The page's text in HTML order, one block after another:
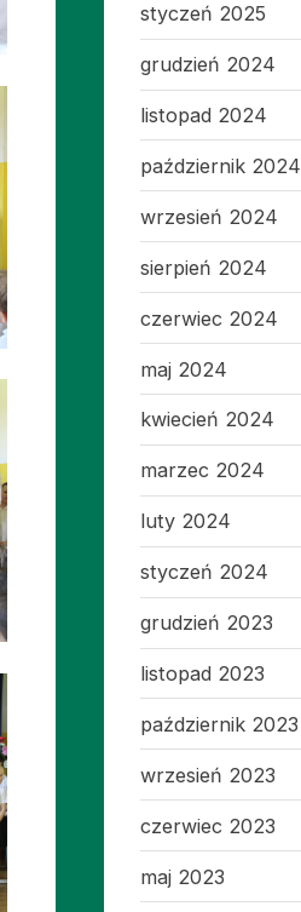
styczeń 2025
grudzień 2024
listopad 2024
październik 2024
wrzesień 2024
sierpień 2024
czerwiec 2024
maj 2024
kwiecień 2024
marzec 2024
luty 2024
styczeń 2024
grudzień 2023
listopad 2023
październik 2023
wrzesień 2023
czerwiec 2023
maj 2023